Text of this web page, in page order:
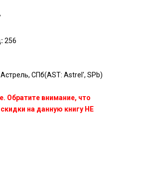
256
СПб(AST: Astrel', SPb)
Обратите внимание, что
на данную книгу НЕ